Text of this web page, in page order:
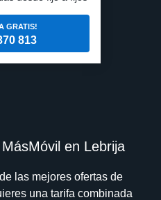
GRATIS!
813
en Lebrija
las mejores ofertas de
una tarifa combinada